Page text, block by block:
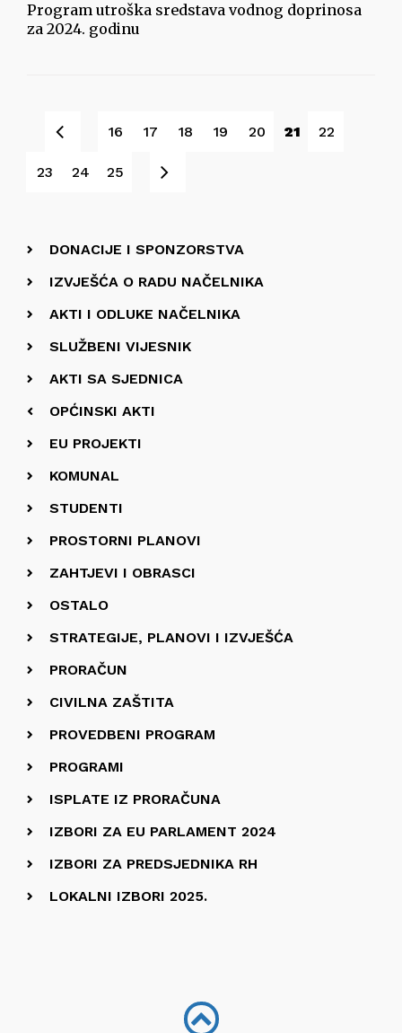
Program utroška sredstava vodnog doprinosa
za 2024. godinu
Prev16 17 18 19 20 21 22
23 24 25
DONACIJE I SPONZORSTVA
IZVJEŠĆA O RADU NAČELNIKA
AKTI I ODLUKE NAČELNIKA
SLUŽBENI VIJESNIK
AKTI SA SJEDNICA
OPĆINSKI AKTI
EU PROJEKTI
KOMUNAL
STUDENTI
PROSTORNI PLANOVI
ZAHTJEVI I OBRASCI
OSTALO
STRATEGIJE, PLANOVI I IZVJEŠĆA
PRORAČUN
CIVILNA ZAŠTITA
PROVEDBENI PROGRAM
PROGRAMI
ISPLATE IZ PRORAČUNA
IZBORI ZA EU PARLAMENT 2024
IZBORI ZA PREDSJEDNIKA RH
LOKALNI IZBORI 2025.